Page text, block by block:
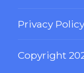
Privacy Policy
Copyright